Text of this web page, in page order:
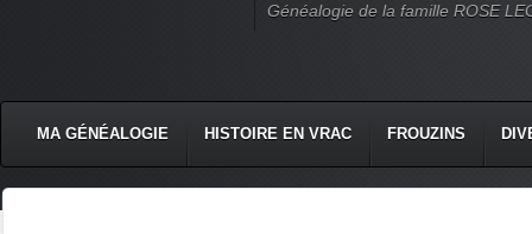
Généalogie de la famille ROSE
MA GÉNÉALOGIE HISTOIRE EN VRAC FROUZINS